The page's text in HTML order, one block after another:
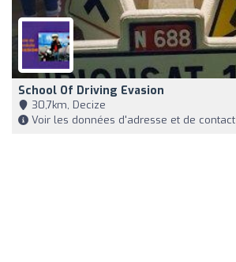
School Of Driving Evasion
30,7km, Decize
Voir les données d'adresse et de contact